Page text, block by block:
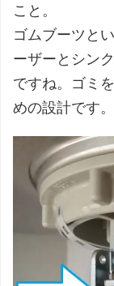
こと。
ゴムブーツと
ーザーとシン
ですね。ゴミ
めの設計です。